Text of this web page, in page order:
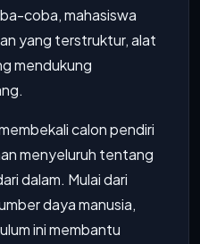
coba, mahasiswa
yang terstruktur, alat
mendukung
calon pendiri
menyeluruh tentang
dalam. Mulai dari
daya manusia,
ini membantu